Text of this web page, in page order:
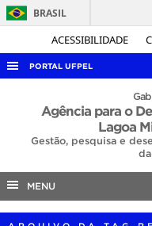
ACESSIBILIDADE
BRASIL
PORTAL UFPEL
AUDITORIA
COBALTO
CONCURSOS
EDITAIS
Agência para o
Lagoa
Gestão, pesquisa e
MENU